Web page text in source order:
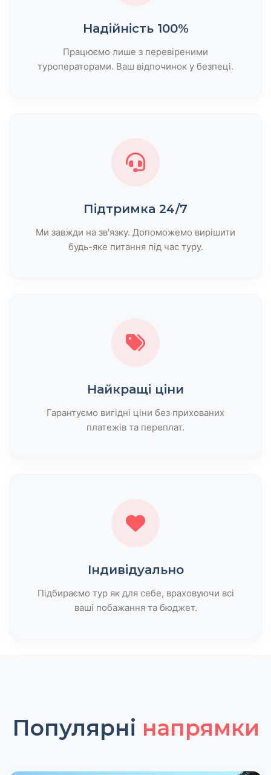
Надійність 100%
Працюємо лише з перевіреними
туроператорами. Ваш відпочинок у безпеці.
Підтримка 24/7
Ми завжди на зв'язку. Допоможемо вирішити
будь-яке питання під час туру.
Найкращі ціни
Гарантуємо вигідні ціни без прихованих
платежів та переплат.
Індивідуально
Підбираємо тур як для себе, враховуючи всі
ваші побажання та бюджет.
Популярні напрямки